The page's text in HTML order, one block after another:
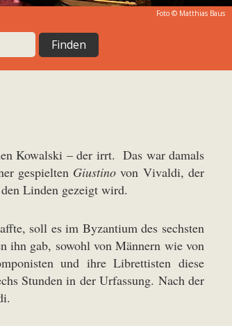
Foto © Matthias Baus
Kowalski – der irrt. Das war damals
gespielten Giustino von Vivaldi, der
Linden gezeigt wird.
soll es im Byzantium des sechsten
ihn gab, sowohl von Männern wie von
und ihre Librettisten diese
Stunden in der Urfassung. Nach der